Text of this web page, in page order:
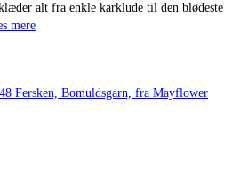
alt fra enkle karklude til den blødeste
mere